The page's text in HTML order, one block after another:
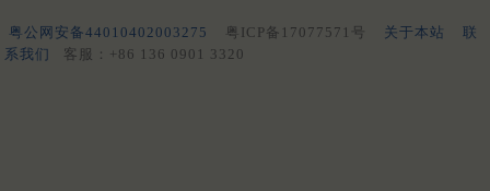
粤公网安备44010402003275 粤ICP备17077571号 关于本站
联
系我们
客服：+86 136 0901 3320